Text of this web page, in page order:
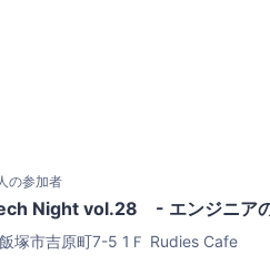
の参加者
Night vol.28 - エンジニア
塚市吉原町7-5 1Ｆ Rudies Cafe